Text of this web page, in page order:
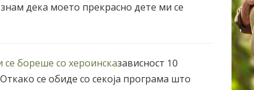
дека моето прекрасно дете ми се
се бореше со хероинсказависност 10
се обиде со секоја програма што